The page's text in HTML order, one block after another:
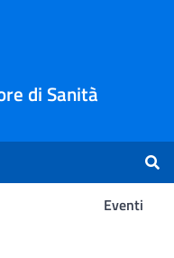
di Sanità
Eventi